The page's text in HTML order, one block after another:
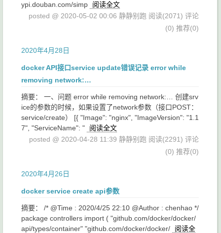
ypi.douban.com/simp
阅读全文
posted @ 2020-05-02 00:06 静静别跑 阅读(2071) 评论
(0) 推荐(0)
2020年4月28日
docker API接口service update错误记录 error while
removing network:…
摘要： 一、问题 error while removing network:… 创建srv
ice的参数的时候，如果设置了network参数（接口POST：
service/create） [{ "Image": "nginx", "ImageVersion": "1.1
7", "ServiceName": "
阅读全文
posted @ 2020-04-28 11:39 静静别跑 阅读(2291) 评论
(0) 推荐(0)
2020年4月26日
docker service create api参数
摘要： /* @Time : 2020/4/25 22:10 @Author : chenhao */
package controllers import ( "github.com/docker/docker/
api/types/container" "github.com/docker/docker/
阅读全